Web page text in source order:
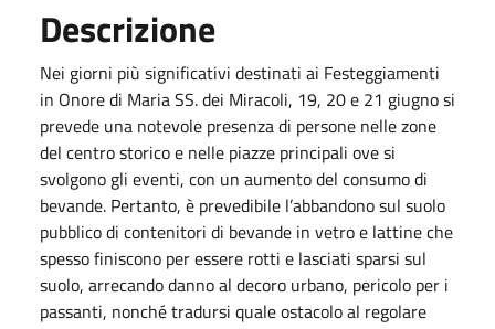
Descrizione
Nei giorni più significativi destinati ai Festeggiamenti
in Onore di Maria SS. dei Miracoli, 19, 20 e 21 giugno si
prevede una notevole presenza di persone nelle zone
del centro storico e nelle piazze principali ove si
svolgono gli eventi, con un aumento del consumo di
bevande. Pertanto, è prevedibile l’abbandono sul suolo
pubblico di contenitori di bevande in vetro e lattine che
spesso finiscono per essere rotti e lasciati sparsi sul
suolo, arrecando danno al decoro urbano, pericolo per i
passanti, nonché tradursi quale ostacolo al regolare